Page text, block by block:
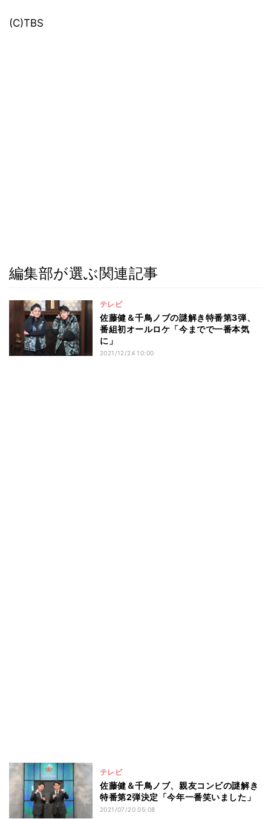
(C)TBS
編集部が選ぶ関連記事
テレビ
佐藤健＆千鳥ノブの謎解き特番第3弾、
番組初オールロケ「今までで一番本気
に」
2021/12/24 10:00
テレビ
佐藤健＆千鳥ノブ、親友コンビの謎解き
特番第2弾決定「今年一番笑いました」
2021/07/20 05:08